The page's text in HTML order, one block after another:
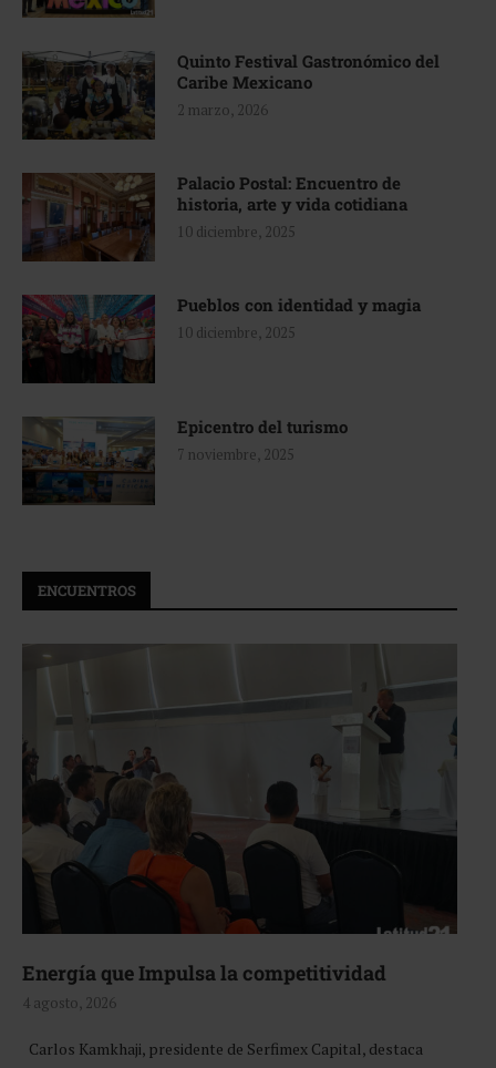
Quinto Festival Gastronómico del
Caribe Mexicano
2 marzo, 2026
Palacio Postal: Encuentro de
historia, arte y vida cotidiana
10 diciembre, 2025
Pueblos con identidad y magia
10 diciembre, 2025
Epicentro del turismo
7 noviembre, 2025
ENCUENTROS
Energía que Impulsa la competitividad
4 agosto, 2026
Carlos Kamkhaji, presidente de Serfimex Capital, destaca